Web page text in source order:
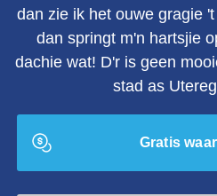
dan zie ik het ouwe gragie
dan springt m'n hartsjie
dachie wat! D'r is geen
stad as
Gratis